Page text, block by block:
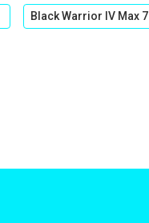
Black Warrior IV Max 7